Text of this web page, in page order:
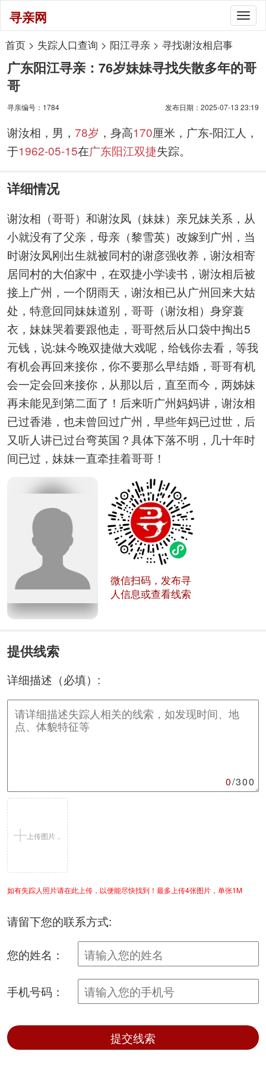
寻亲网
首页> 失踪人口查询 > 阳江寻亲> 寻找谢汝相启事
广东阳江寻亲：76岁妹妹寻找失散多年的哥
哥
寻亲编号：1784 发布日期：2025-07-13 23:19
谢汝相，男， 78岁 ，身高170厘米，广东-阳江人，
于1962-05-15在广东阳江双捷失踪。
详细情况
谢汝相（哥哥）和谢汝凤（妹妹）亲兄妹关系，从
小就没有了父亲，母亲（黎雪英）改嫁到广州，当
时谢汝凤刚出生就被同村的谢彦强收养，谢汝相寄
居同村的大伯家中，在双捷小学读书，谢汝相后被
接上广州，一个阴雨天，谢汝相已从广州回来大姑
处，特意回同妹妹道别，哥哥（谢汝相）身穿蓑
衣，妹妹哭着要跟他走，哥哥然后从口袋中掏出5
元钱，说:妹今晚双捷做大戏呢，给钱你去看，等我
有机会再回来接你，你不要那么早结婚，哥哥有机
会一定会回来接你，从那以后，直至而今，两姊妹
再未能见到第二面了！后来听广州妈妈讲，谢汝相
已过香港，也未曾回过广州，早些年妈已过世，后
又听人讲已过台弯英国？具体下落不明，几十年时
间已过，妹妹一直牵挂着哥哥！
微信扫码，发布寻
人信息或查看线索
提供线索
详细描述（必填）:
0/300
上传图片，
如有失踪人照片请在此上传，以便能尽快找到！最多上传4张图片，单张1M
请留下您的联系方式:
您的姓名：
手机号码：
提交线索